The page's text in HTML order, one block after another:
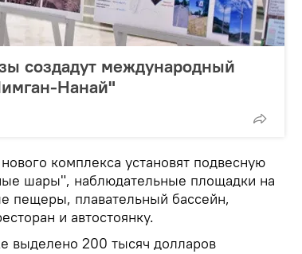
создадут международный
Нанай"
комплекса установят подвесную
шары", наблюдательные площадки на
пещеры, плавательный бассейн,
и автостоянку.
выделено 200 тысяч долларов